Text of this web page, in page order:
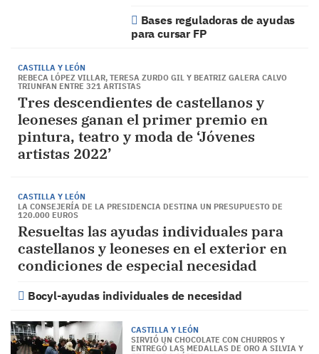
Bases reguladoras de ayudas
para cursar FP
CASTILLA Y LEÓN
REBECA LÓPEZ VILLAR, TERESA ZURDO GIL Y BEATRIZ GALERA CALVO
TRIUNFAN ENTRE 321 ARTISTAS
Tres descendientes de castellanos y
leoneses ganan el primer premio en
pintura, teatro y moda de ‘Jóvenes
artistas 2022’
CASTILLA Y LEÓN
LA CONSEJERÍA DE LA PRESIDENCIA DESTINA UN PRESUPUESTO DE
120.000 EUROS
Resueltas las ayudas individuales para
castellanos y leoneses en el exterior en
condiciones de especial necesidad
Bocyl-ayudas individuales de necesidad
CASTILLA Y LEÓN
SIRVIÓ UN CHOCOLATE CON CHURROS Y
ENTREGÓ LAS MEDALLAS DE ORO A SILVIA Y